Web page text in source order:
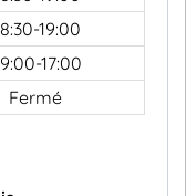
19:00
17:00
Fermé